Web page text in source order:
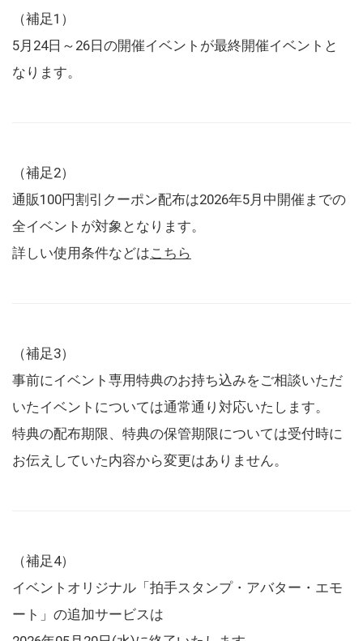
（補足1）
5月24日～26日の開催イベントが最終開催イベントと
なります。
（補足2）
通販100円割引クーポン配布は2026年5月中開催までの
全イベントが対象となります。
詳しい使用条件などはこちら
（補足3）
事前にイベント専用特典のお持ち込みをご相談いただ
いたイベントについては通常通り対応いたします。
特典の配布期限、特典の保管期限については受付時に
お伝えしていた内容から変更はありません。
（補足4）
イベントオリジナル「拍手スタンプ・アバター・エモ
ート」の追加サービスは